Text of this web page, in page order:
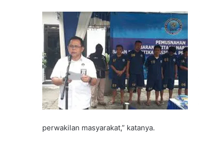
perwakilan masyarakat,” katanya.